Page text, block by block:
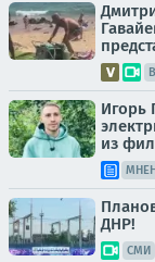
Игорь
из
ДНР!
СМИ